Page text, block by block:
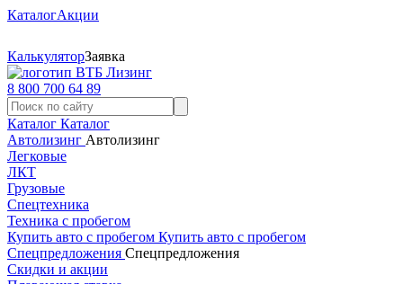
КаталогАкции
КалькуляторЗаявка
8 800 700 64 89
Каталог Каталог
Автолизинг Автолизинг
Легковые
ЛКТ
Грузовые
Спецтехника
Техника с пробегом
Купить авто с пробегом Купить авто с пробегом
Спецпредложения Спецпредложения
Скидки и акции